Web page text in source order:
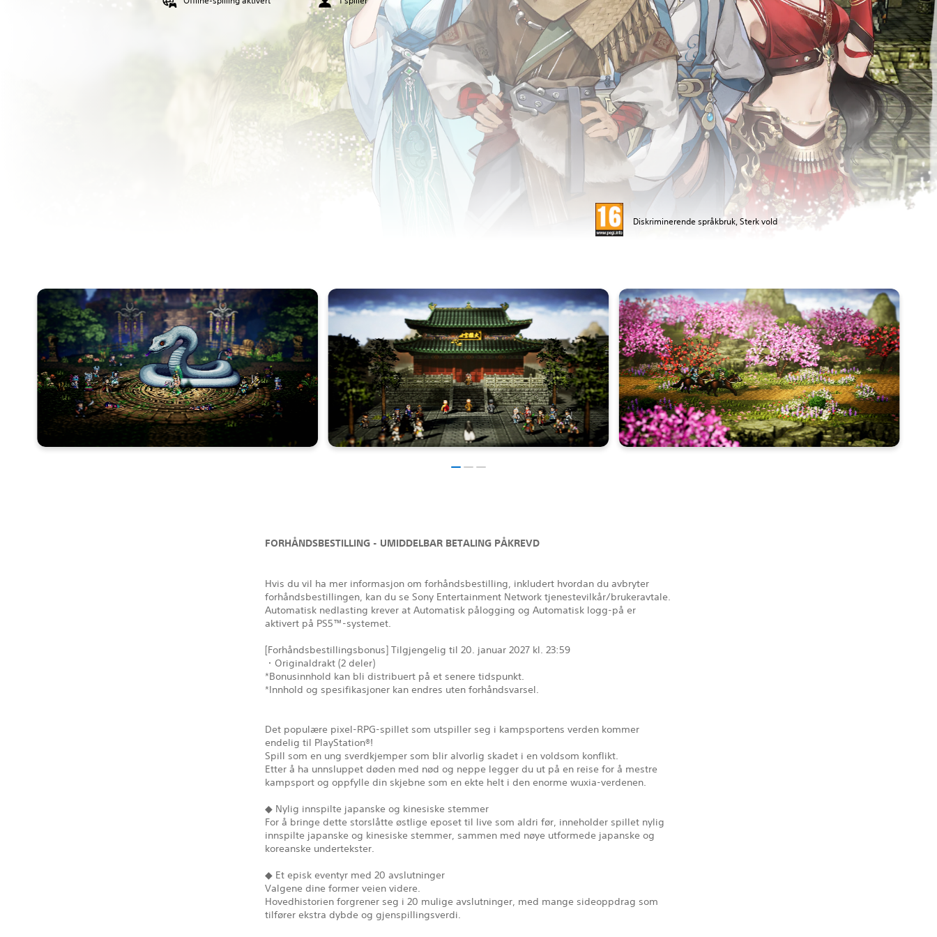
Diskriminerende språkbruk, Sterk vold
FORHÅNDSBESTILLING - UMIDDELBAR BETALING PÅKREVD
Hvis du vil ha mer informasjon om forhåndsbestilling, inkludert hvordan du avbryter
forhåndsbestillingen, kan du se Sony Entertainment Network tjenestevilkår/brukeravtale.
Automatisk nedlasting krever at Automatisk pålogging og Automatisk logg-på er
aktivert på PS5™-systemet.
[Forhåndsbestillingsbonus] Tilgjengelig til 20. januar 2027 kl. 23:59
・Originaldrakt (2 deler)
*Bonusinnhold kan bli distribuert på et senere tidspunkt.
*Innhold og spesifikasjoner kan endres uten forhåndsvarsel.
Det populære pixel-RPG-spillet som utspiller seg i kampsportens verden kommer
endelig til PlayStation®!
Spill som en ung sverdkjemper som blir alvorlig skadet i en voldsom konflikt.
Etter å ha unnsluppet døden med nød og neppe legger du ut på en reise for å mestre
kampsport og oppfylle din skjebne som en ekte helt i den enorme wuxia-verdenen.
◆ Nylig innspilte japanske og kinesiske stemmer
For å bringe dette storslåtte østlige eposet til live som aldri før, inneholder spillet nylig
innspilte japanske og kinesiske stemmer, sammen med nøye utformede japanske og
koreanske undertekster.
◆ Et episk eventyr med 20 avslutninger
Valgene dine former veien videre.
Hovedhistorien forgrener seg i 20 mulige avslutninger, med mange sideoppdrag som
tilfører ekstra dybde og gjenspillingsverdi.